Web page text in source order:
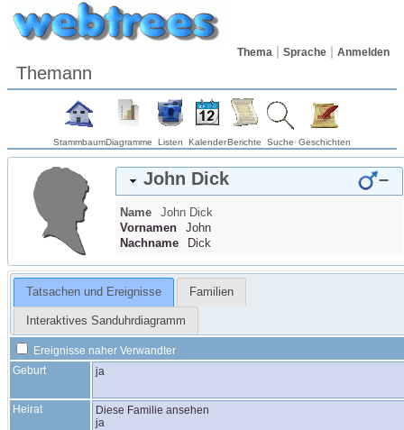
Thema Sprache Anmelden
Themann
StammbaumDiagramme Listen KalenderBerichte Suche Geschichten
John Dick –
Name John Dick
Vornamen
John
Nachname
Dick
Tatsachen und Ereignisse Familien
Interaktives Sanduhrdiagramm
Ereignisse naher Verwandter
Geburt
ja
Heirat
Diese Familie ansehen
ja